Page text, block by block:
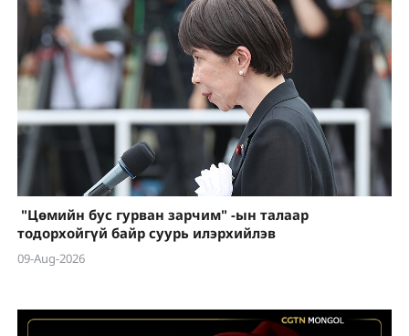
"Цөмийн бус гурван зарчим" -ын талаар
тодорхойгүй байр суурь илэрхийлэв
09-Aug-2026